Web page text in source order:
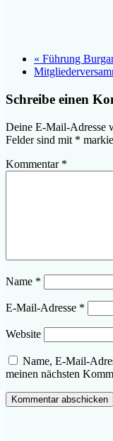
« Führung
Schreibe einen
Deine E-Mail-Adresse
Felder sind mit *
Kommentar *
Name *
E-Mail-Adresse *
Website
Name, E-Mail-
meinen nächsten